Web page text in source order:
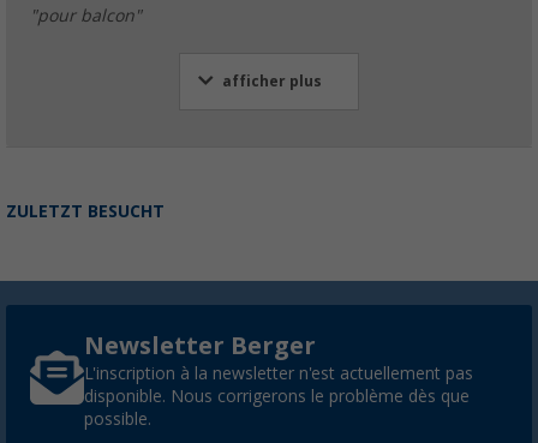
"pour balcon"
afficher plus
ZULETZT BESUCHT
Newsletter Berger
L'inscription à la newsletter n'est actuellement pas
disponible. Nous corrigerons le problème dès que
possible.